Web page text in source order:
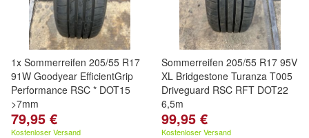
1x Sommerreifen 205/55 R17
91W Goodyear EfficientGrip
Performance RSC * DOT15
>7mm
79,95 €
Kostenloser Versand
Sommerreifen 205/55 R17 95V
XL Bridgestone Turanza T005
Driveguard RSC RFT DOT22
6,5m
99,95 €
Kostenloser Versand